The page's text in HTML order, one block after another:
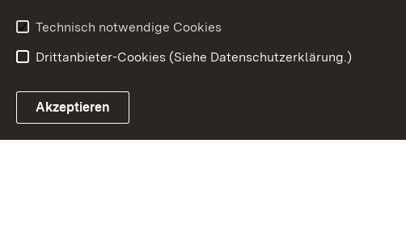
Technisch notwendige Cookies
Drittanbieter-Cookies (Siehe Datenschutzerklärung.)
Akzeptieren